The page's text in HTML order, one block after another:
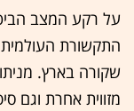
על רקע המצב
התקשורת העולמית
שקורה בארץ.
מזווית אחרת וגם